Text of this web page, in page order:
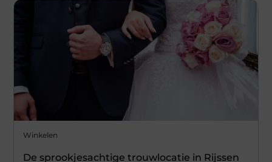
Winkelen
De sprookjesachtige trouwlocatie in Rijssen